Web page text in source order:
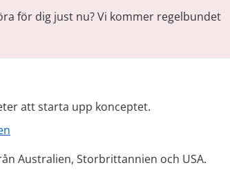
för dig just nu? Vi kommer regelbundet
att starta upp konceptet.
Australien, Storbrittannien och USA​.